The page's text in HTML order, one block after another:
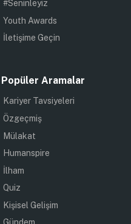
#Seninleyiz
Youth Awards
İletişime Geçin
Popüler Aramalar
Kariyer Tavsiyeleri
Özgeçmiş
Mülakat
Humanspire
İlham
Quiz
Kişisel Gelişim